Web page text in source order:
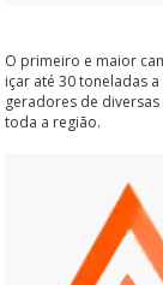
O primeiro e maior
içar até 30 toneladas
geradores de
toda a região.